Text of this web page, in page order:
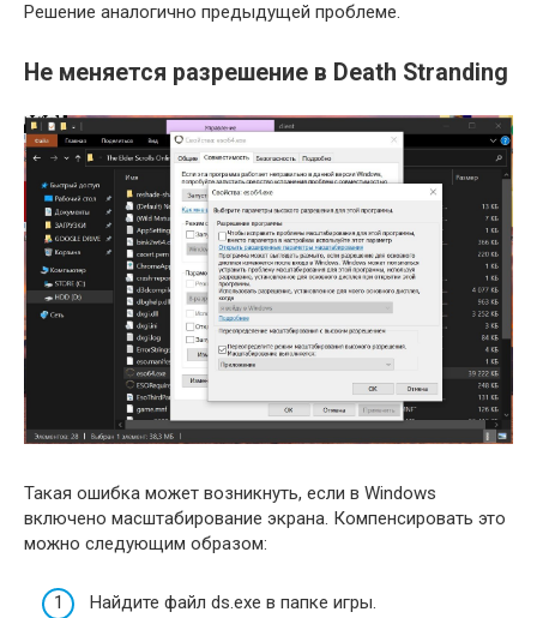
Решение аналогично предыдущей проблеме.
Не меняется разрешение в Death Stranding
Такая ошибка может возникнуть, если в Windows
включено масштабирование экрана. Компенсировать это
можно следующим образом:
Найдите файл ds.exe в папке игры.